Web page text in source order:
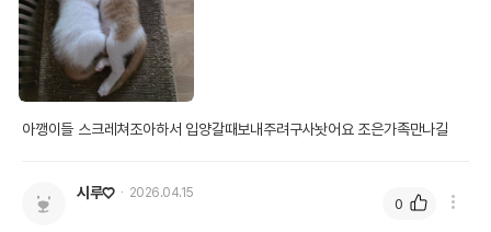
아깽이들 스크레쳐조아하서 입양갈때보내주려구사놧어요 조은가족만나길
시루♡ 2026.04.15
0